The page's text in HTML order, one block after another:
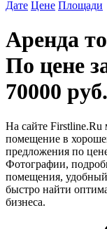
Дате Цене Площади
Аренда
По цене
70000 руб.
На сайте Firstline.Ru
помещение в
предложения по
Фотографии,
помещения,
быстро найти
бизнеса.